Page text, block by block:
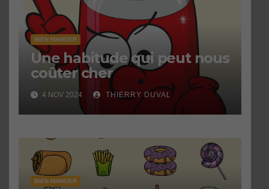
BIEN MANGER
Une habitude qui peut nous
coûter cher
4 NOV 2024 THIERRY DUVAL
BIEN MANGER